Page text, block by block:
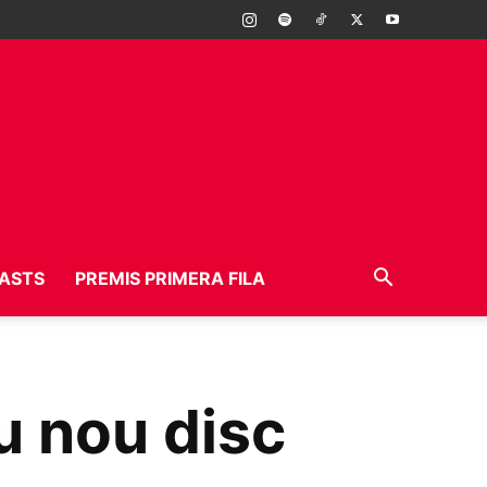
PREMIS PRIMERA FILA
nou disc